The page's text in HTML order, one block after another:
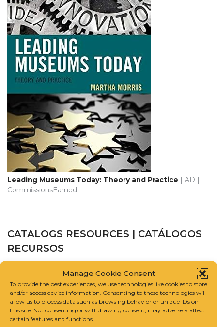
Manage Cookie Consent
To provide the best experiences, we use technologies like cookies to store
and/or access device information. Consenting to these technologies will
allow us to process data such as browsing behavior or unique IDs on
this site. Not consenting or withdrawing consent, may adversely affect
certain features and functions.
Leading Museums Today: Theory and Practice | AD |
CommissionsEarned
CATALOGS RESOURCES | CATÁLOGOS
RECURSOS
CATALOGUE RAISONNÉ SCHOLARS ASSOCIATION
INTERNATIONAL FOUNDATION FOR ART RESEARCH
GUIDELINES FOR COMPILING A CATALOGUE RAISONNÉ